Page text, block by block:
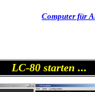
Computer für
LC-80 starten ...